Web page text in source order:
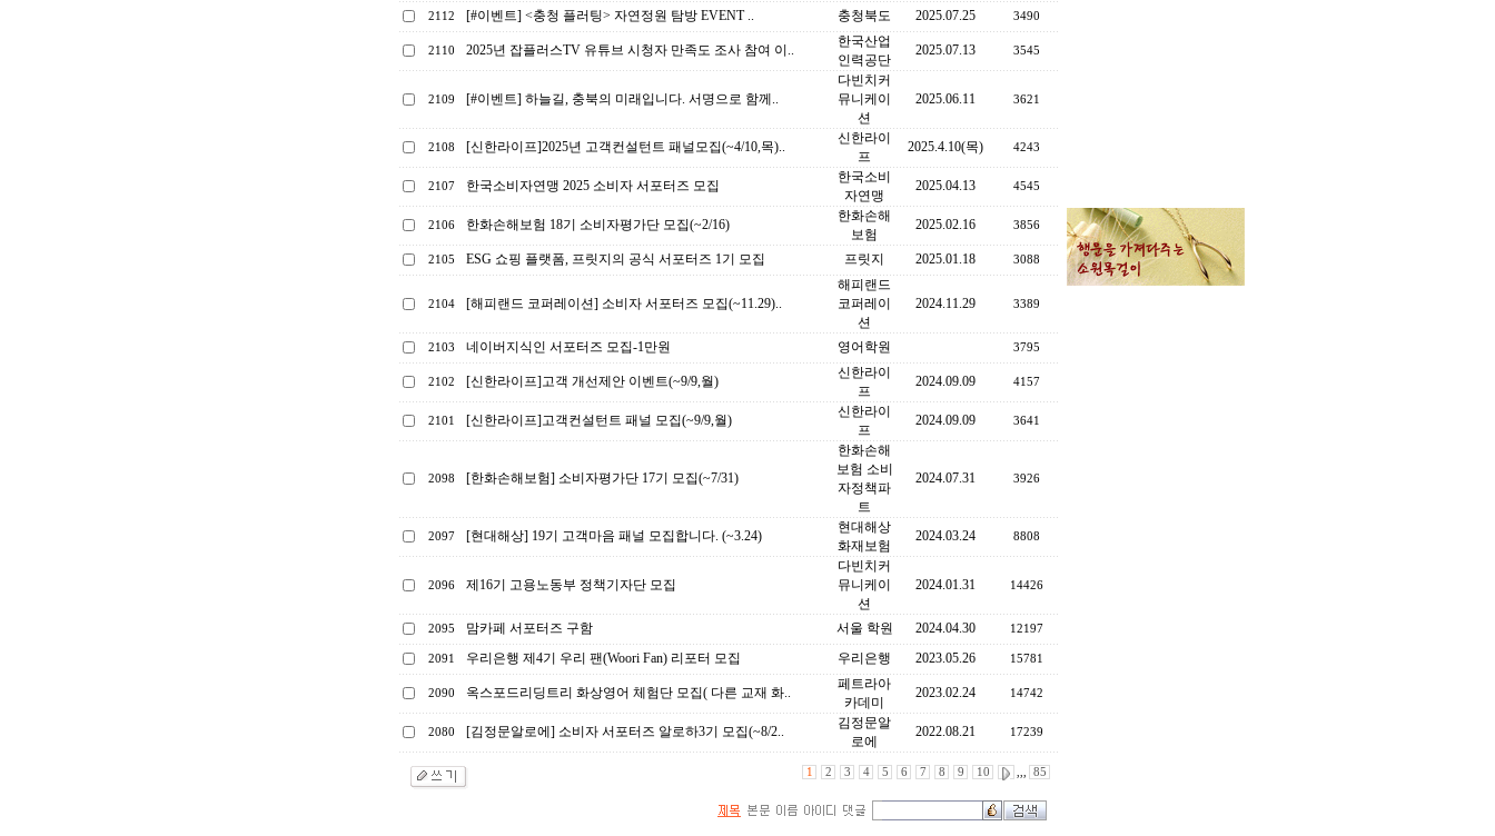
2112 [#이벤트] <충청 플러팅> 자연정원 탐방 EVENT .. 충청북도 2025.07.25 3490
2110 2025년 잡플러스TV 유튜브 시청자 만족도 조사 참여 이..
한국산업
인력공단
2025.07.13 3545
2109 [#이벤트] 하늘길, 충북의 미래입니다. 서명으로 함께..
다빈치커
뮤니케이
션
2025.06.11 3621
2108 [신한라이프]2025년 고객컨설턴트 패널모집(~4/10,목)..
신한라이
프
2025.4.10(목) 4243
2107 한국소비자연맹 2025 소비자 서포터즈 모집
한국소비
자연맹
2025.04.13 4545
2106 한화손해보험 18기 소비자평가단 모집(~2/16)
한화손해
보험
2025.02.16 3856
2105 ESG 쇼핑 플랫폼, 프릿지의 공식 서포터즈 1기 모집 프릿지 2025.01.18 3088
2104 [해피랜드 코퍼레이션] 소비자 서포터즈 모집(~11.29)..
해피랜드
코퍼레이
션
2024.11.29 3389
2103 네이버지식인 서포터즈 모집-1만원 영어학원 3795
2102 [신한라이프]고객 개선제안 이벤트(~9/9,월)
신한라이
프
2024.09.09 4157
2101 [신한라이프]고객컨설턴트 패널 모집(~9/9,월)
신한라이
프
2024.09.09 3641
2098 [한화손해보험] 소비자평가단 17기 모집(~7/31)
한화손해
보험 소비
자정책파
트
2024.07.31 3926
2097 [현대해상] 19기 고객마음 패널 모집합니다. (~3.24)
현대해상
화재보험
2024.03.24 8808
2096 제16기 고용노동부 정책기자단 모집
다빈치커
뮤니케이
션
2024.01.31 14426
2095 맘카페 서포터즈 구함 서울 학원 2024.04.30 12197
2091 우리은행 제4기 우리 팬(Woori Fan) 리포터 모집 우리은행 2023.05.26 15781
2090 옥스포드리딩트리 화상영어 체험단 모집( 다른 교재 화..
페트라아
카데미
2023.02.24 14742
2080 [김정문알로에] 소비자 서포터즈 알로하3기 모집(~8/2..
김정문알
로에
2022.08.21 17239
1 2 3 4 5 6 7 8 9 10 ,,, 85